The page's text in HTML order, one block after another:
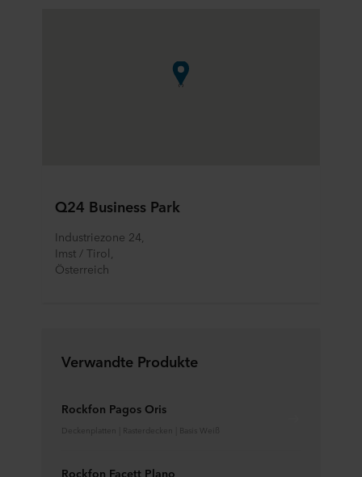
Q24 Business Park
Industriezone 24,
Imst / Tirol,
Österreich
Verwandte Produkte
Rockfon Pagos Oris
Deckenplatten | Rasterdecken | Basis Weiß
Rockfon Facett Plano